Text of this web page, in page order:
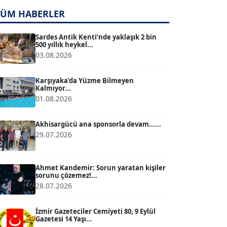
T TUĞÇE TUĞSAVUL BAYSOY
ATİLLA KÖPRÜLÜOĞLU
Köşe Yazarı
HABERLER
Sardes Antik Kenti’nde yaklaşık 2 bin
500 yıllık heykel...
03.08.2026
Karşıyaka’da Yüzme Bilmeyen
Kalmıyor...
01.08.2026
Akhisargücü ana sponsorla devam......
29.07.2026
Ahmet Kandemir: Sorun yaratan kişiler
sorunu çözemez!...
28.07.2026
İzmir Gazeteciler Cemiyeti 80, 9 Eylül
Gazetesi 14 Yaşı...